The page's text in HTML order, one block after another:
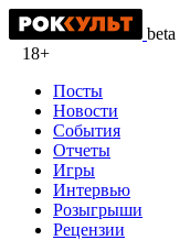
beta
18+
Посты
Новости
События
Отчеты
Игры
Интервью
Розыгрыши
Рецензии